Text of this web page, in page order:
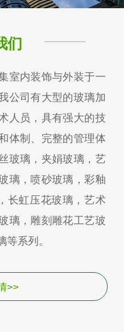
们
室内装饰与外装于一
公司有大型的玻璃加
人员，具有强大的技
体制、完整的管理体
玻璃，夹娟玻璃，艺
璃，喷砂玻璃，彩釉
长虹压花玻璃，艺术
璃，雕刻雕花工艺玻
系列。
>>